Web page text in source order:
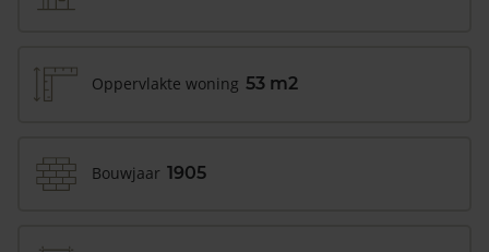
Oppervlakte woning 53 m2
Bouwjaar 1905